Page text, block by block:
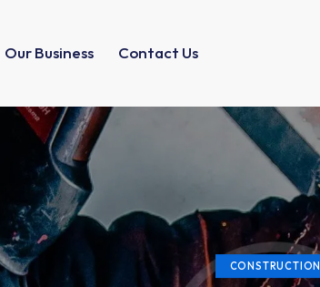
Our Business Contact Us
CONSTRUCTION